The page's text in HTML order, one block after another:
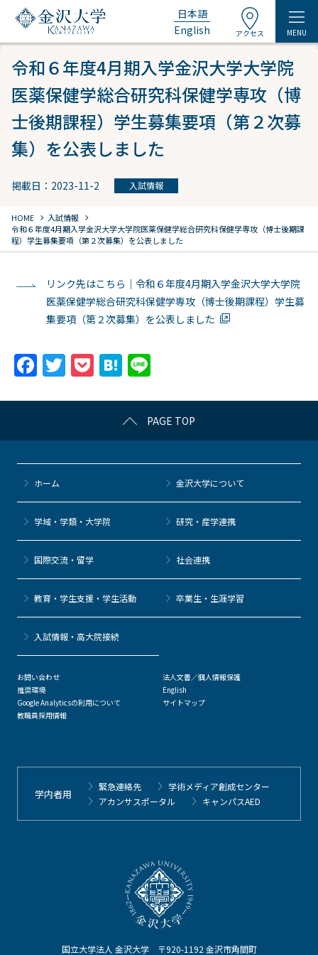
日本語
English
アクセス MENU
令和６年度4月期入学金沢大学大学院
医薬保健学総合研究科保健学専攻（博
士後期課程）学生募集要項（第２次募
集）を公表しました
掲載日：2023-11-2 入試情報
HOME chevron_right 入試情報 chevron_right
令和６年度4月期入学金沢大学大学院医薬保健学総合研究科保健学専攻（博士後期課
程）学生募集要項（第２次募集）を公表しました
リンク先はこちら｜令和６年度4月期入学金沢大学大学院
医薬保健学総合研究科保健学専攻（博士後期課程）学生募
集要項（第２次募集）を公表しました
F
c
e
b
o
o
k
T
itt
er
P
c
k
et
H
e
n
a
e
PAGE TOP
国立大学法人 金沢大学 〒920-1192 金沢市角間町
ホーム 金沢大学について
学域・学類・大学院 研究・産学連携
国際交流・留学 社会連携
教育・学生支援・学生活動 卒業生・生涯学習
⼊試情報・高大院接続
お問い合わせ
推奨環境
Google Analyticsの利用について
教職員採用情報
法人文書／個人情報保護
English
サイトマップ
学内者用
緊急連絡先
学術メディア創成センター
アカンサスポータル
キャンパスAED